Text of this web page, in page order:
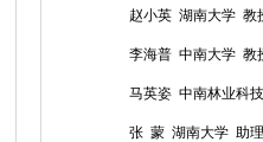
赵小英 湖南大学 教
李海普 中南大学 教
马英姿 中南林业科
张 蒙 湖南大学 助